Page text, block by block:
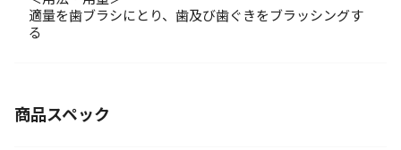
適量を歯ブラシにとり、歯及び歯ぐきをブラッシングす
る
商品スペック